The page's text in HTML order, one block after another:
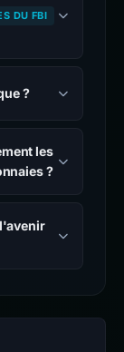
DU FBI
?
les
?